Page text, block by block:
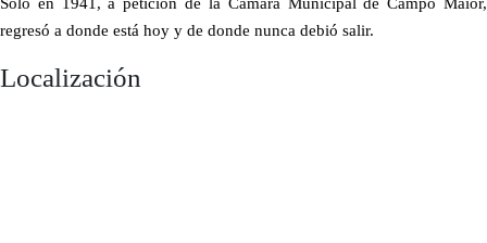
regresó a donde está hoy y de donde nunca debió salir.
Localización